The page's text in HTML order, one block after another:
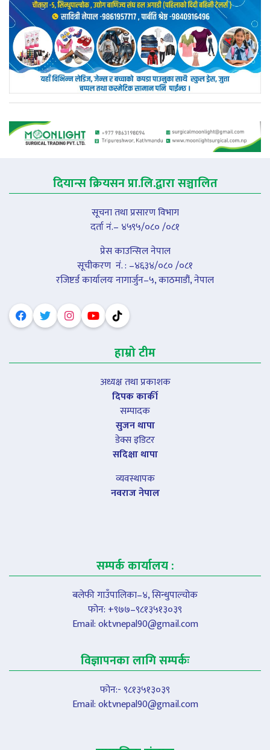
दियान्स क्रियसन प्रा.लि.द्वारा सञ्चालित
सूचना तथा प्रसारण विभाग
दर्ता नं.– ४५९५/०८० /०८१
प्रेस काउन्सिल नेपाल
सूचीकरण नंं. : –४६३४/०८० /०८१
रजिष्टर्ड कार्यालयः नागार्जुन–५, काठमाडौं, नेपाल
हाम्रो टीम
अध्यक्ष तथा प्रकाशक
दिपक कार्की
सम्पादक
सुजन थापा
डेक्स इडिटर
सदिक्षा थापा
व्यवस्थापक
नवराज नेपाल
सम्पर्क कार्यालय :
बलेफी गाउँपालिका–४, सिन्धुपाल्चोक
फोन: +९७७–९८१३५१३०३९
Email:oktvnepal90@gmail.com
विज्ञापनका लागि सम्पर्कः
फोन:- ९८१३५१३०३९
Email:oktvnepal90@gmail.com